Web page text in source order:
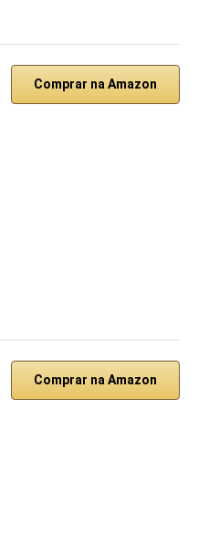
Comprar na Amazon
Comprar na Amazon